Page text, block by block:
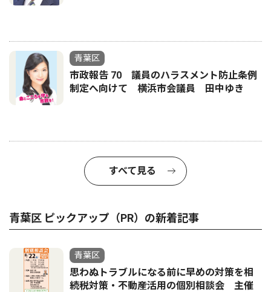
青葉区
市政報告 70 議員のハラスメント防止条例
制定へ向けて 横浜市会議員 田中ゆき
すべて見る
青葉区 ピックアップ（PR）の新着記事
青葉区
思わぬトラブルになる前に早めの対策を相
続税対策・不動産活用の個別相談会 主催